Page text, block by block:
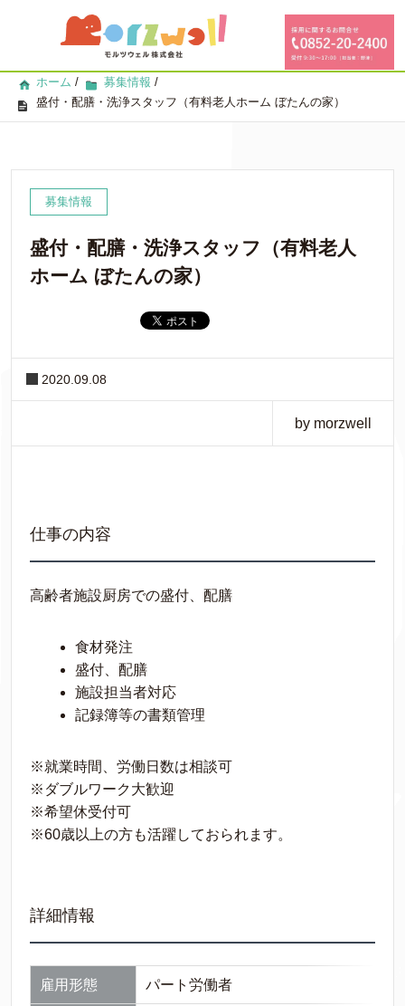
ホーム / 募集情報 /
盛付・配膳・洗浄スタッフ（有料老人ホーム ぼたんの家）
募集情報
盛付・配膳・洗浄スタッフ（有料老人
ホーム ぼたんの家）
2020.09.08
by morzwell
仕事の内容
高齢者施設厨房での盛付、配膳
食材発注
盛付、配膳
施設担当者対応
記録簿等の書類管理
※就業時間、労働日数は相談可
※ダブルワーク大歓迎
※希望休受付可
※60歳以上の方も活躍しておられます。
詳細情報
雇用形態 パート労働者